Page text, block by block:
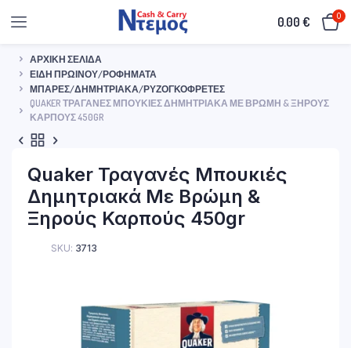
0.00€ 0
ΑΡΧΙΚΉ ΣΕΛΊΔΑ
ΕΊΔΗ ΠΡΩΙΝΟΎ/ΡΟΦΉΜΑΤΑ
ΜΠΆΡΕΣ/ΔΗΜΗΤΡΙΑΚΆ/ΡΥΖΟΓΚΟΦΡΈΤΕΣ
QUAKER ΤΡΑΓΑΝΈΣ ΜΠΟΥΚΙΈΣ ΔΗΜΗΤΡΙΑΚΆ ΜΕ ΒΡΏΜΗ & ΞΗΡΟΎΣ
ΚΑΡΠΟΎΣ 450GR
Quaker Τραγανές Μπουκιές
Δημητριακά Με Βρώμη &
Ξηρούς Καρπούς 450gr
SKU: 3713